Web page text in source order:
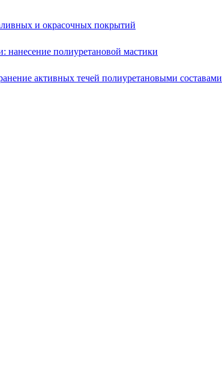
и окрасочных покрытий
нанесение полиуретановой мастики
активных течей полиуретановыми составами